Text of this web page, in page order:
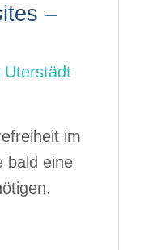
–
Uterstädt
im
bald eine